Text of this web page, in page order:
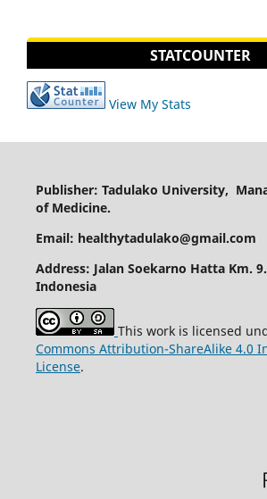
STATCOUNTER
View My Stats
Publisher: Tadulako University,
of
Email: healthytadulako@gmail.com
Address: Jalan Soekarno Hatta Km.
Indonesia
This work is licensed
Commons Attribution-ShareAlike 4.0
License.